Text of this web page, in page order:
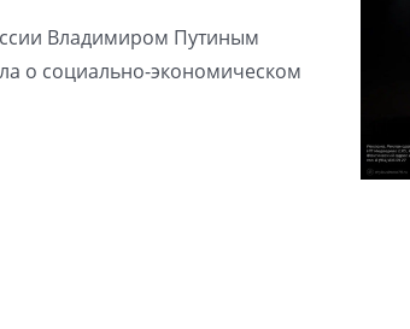
Владимиром Путиным
о социально-экономическом